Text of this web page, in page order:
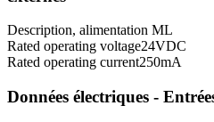
Description, alimentation ML
Rated operating voltage24VDC
Rated operating current250mA
Données électriques -